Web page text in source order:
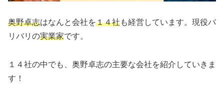
奥野卓志はなんと会社を１４社も経営しています。現役バ
リバリの実業家です。
１４社の中でも、奥野卓志の主要な会社を紹介していきま
す！